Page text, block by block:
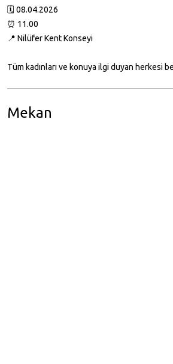
🗓️ 08.04.2026
⏰ 11.00
📍 Nilüfer Kent Konseyi
Tüm kadınları ve konuya ilgi duyan herkesi
Mekan